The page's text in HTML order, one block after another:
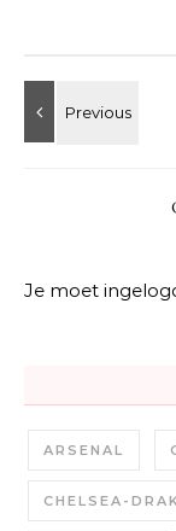
Je moet
ARSENAL
CHELSEA-